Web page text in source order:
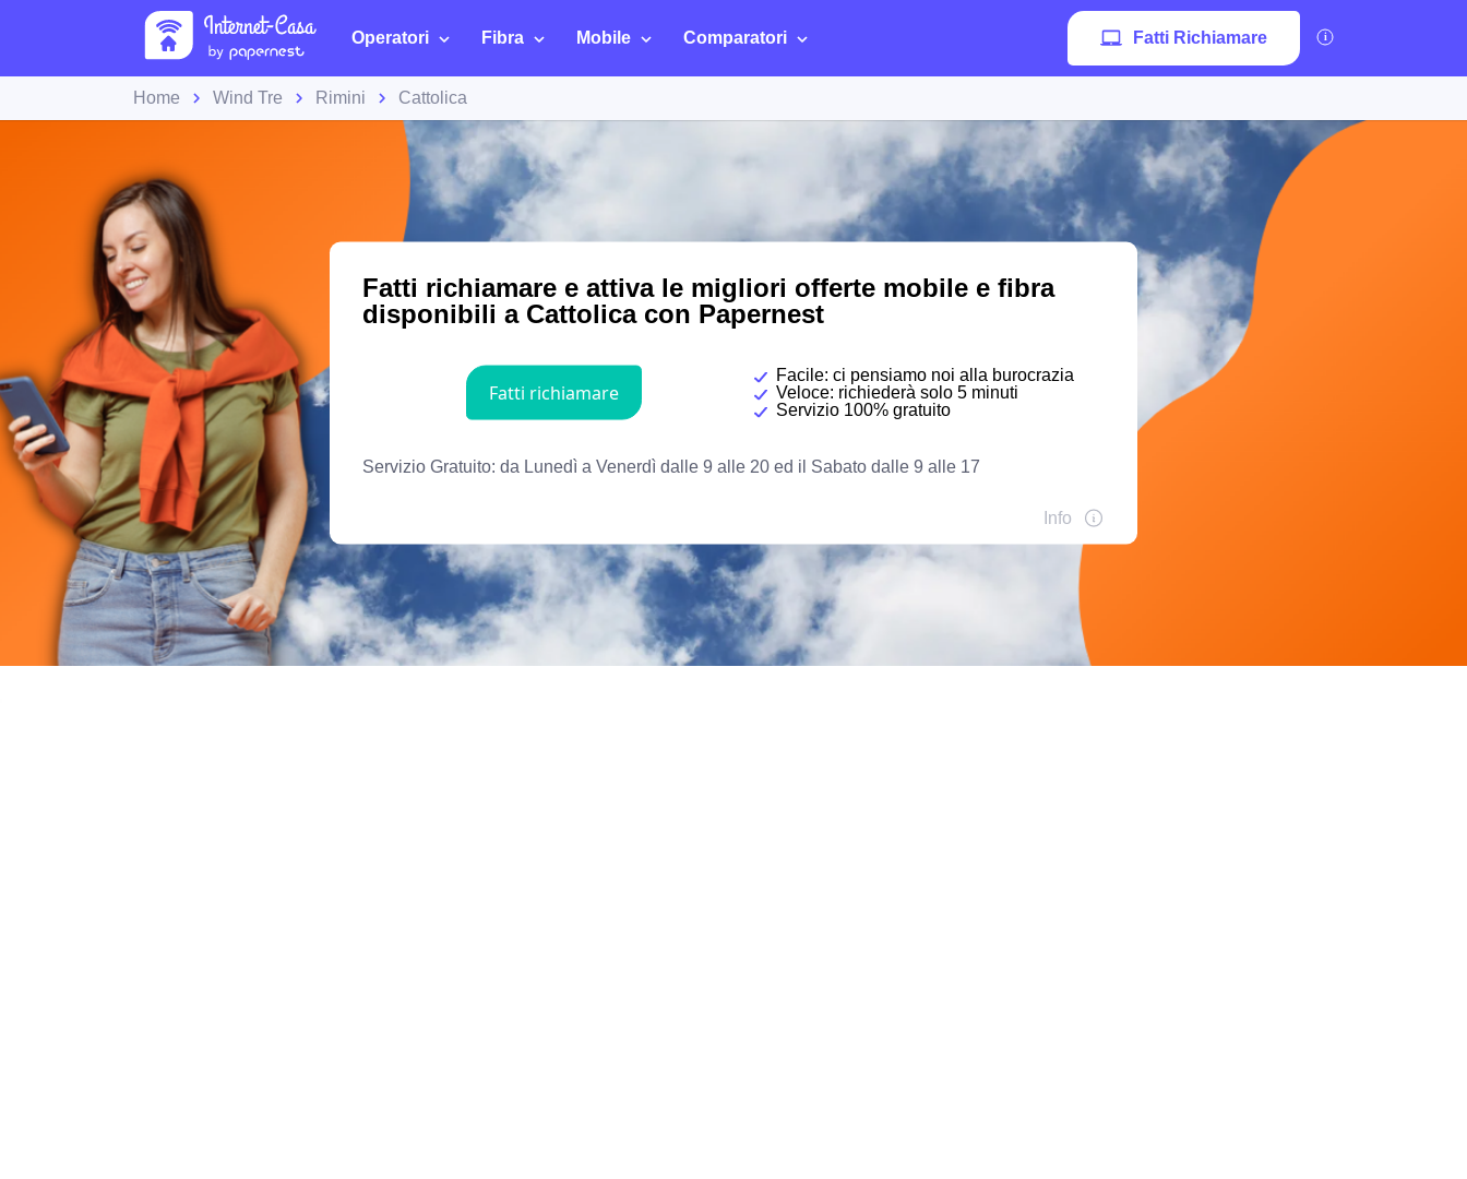
Operatori Fibra Mobile Comparatori Fatti Richiamare
Home Wind Tre Rimini Cattolica